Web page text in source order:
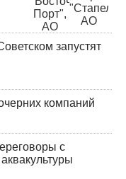
запустят
компаний
с